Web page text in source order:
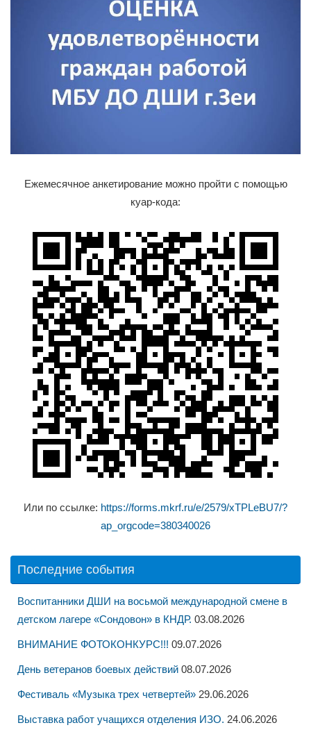
Ежемесячное анкетирование можно пройти с помощью
куар-кода:
Или по ссылке: https://forms.mkrf.ru/e/2579/xTPLeBU7/?
ap_orgcode=380340026
Последние события
Воспитанники ДШИ на восьмой международной смене в
детском лагере «Сондовон» в КНДР. 03.08.2026
ВНИМАНИЕ ФОТОКОНКУРС!!! 09.07.2026
День ветеранов боевых действий 08.07.2026
Фестиваль «Музыка трех четвертей» 29.06.2026
Выставка работ учащихся отделения ИЗО. 24.06.2026